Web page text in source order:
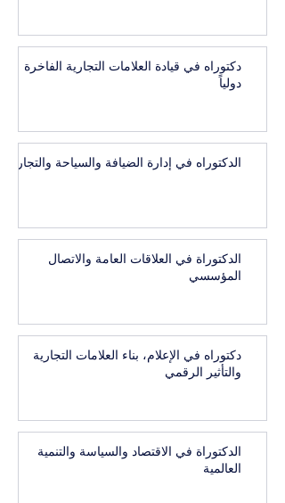
دكتوراه في قيادة العلامات التجارية الفاخرة
دولياً
الدكتوراه في إدارة الضيافة والسياحة والتجارب
الدكتوراة في العلاقات العامة والاتصال
المؤسسي
دكتوراه في الإعلام، بناء العلامات التجارية
والتأثير الرقمي
الدكتوراة في الاقتصاد والسياسة والتنمية
العالمية